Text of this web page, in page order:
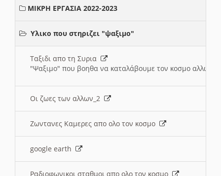
ΜΙΚΡΗ ΕΡΓΑΣΙΑ 2022-2023
Υλικο που στηριζει "ψαξιμο"
Ταξιδι απο τη Συρια
"Ψαξιμο" που βοηθα να καταλάβουμε τον κοσμο αλλων
Οι ζωες των αλλων_2
Ζωντανες Καμερες απο ολο τον κοσμο
google earth
Ραδιοφωνικοι σταθμοι απο ολο τον κοσμο